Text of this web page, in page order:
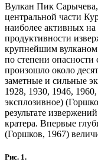
Вулкан Пик
центральной части
наиболее активных
продуктивности
крупнейшим вулканом
по степени
произошло около
заметные и сильные
1928, 1930, 1946,
эксплозивное)
результате
кратера. Впервые
(Горшков, 1967)
Рис. 1.